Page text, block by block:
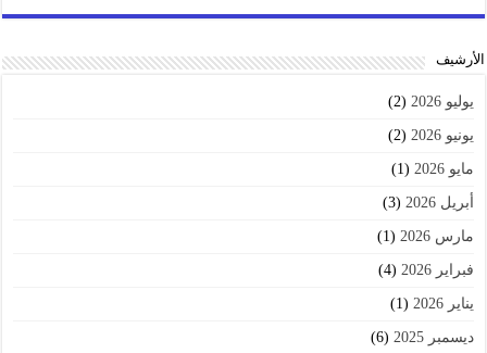
اﻷرشيف
يوليو 2026 (2)
يونيو 2026 (2)
مايو 2026 (1)
أبريل 2026 (3)
مارس 2026 (1)
فبراير 2026 (4)
يناير 2026 (1)
ديسمبر 2025 (6)